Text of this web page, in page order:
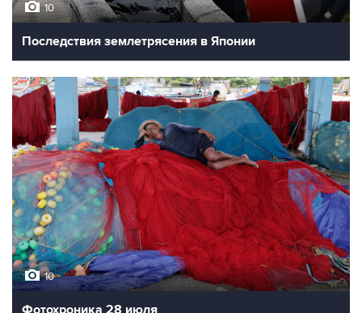
10
Последствия землетрясения в Японии
10